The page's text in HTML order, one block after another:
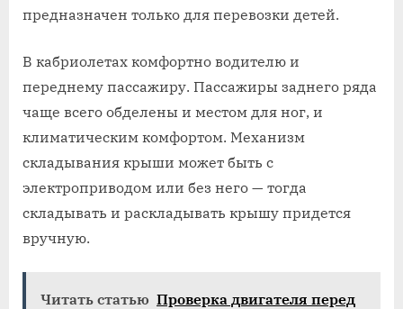
предназначен только для перевозки детей.
В кабриолетах комфортно водителю и
переднему пассажиру. Пассажиры заднего ряда
чаще всего обделены и местом для ног, и
климатическим комфортом. Механизм
складывания крыши может быть с
электроприводом или без него — тогда
складывать и раскладывать крышу придется
вручную.
Читать статью Проверка двигателя перед